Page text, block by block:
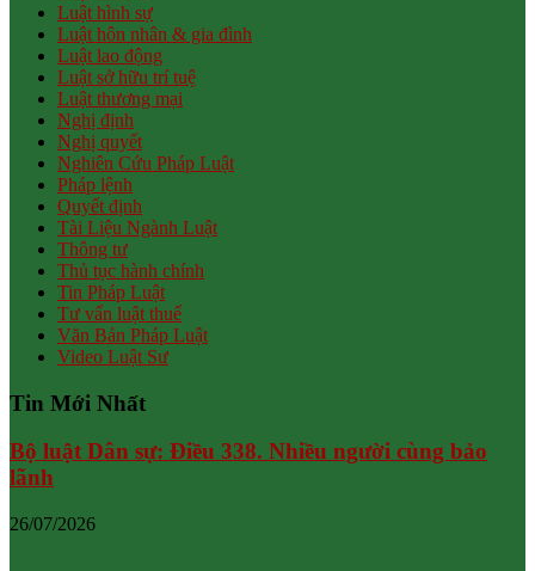
Luật hình sự
Luật hôn nhân & gia đình
Luật lao động
Luật sở hữu trí tuệ
Luật thương mại
Nghị định
Nghị quyết
Nghiên Cứu Pháp Luật
Pháp lệnh
Quyết định
Tài Liệu Ngành Luật
Thông tư
Thủ tục hành chính
Tin Pháp Luật
Tư vấn luật thuế
Văn Bản Pháp Luật
Video Luật Sư
Tin Mới Nhất
Bộ luật Dân sự: Điều 338. Nhiều người cùng bảo
lãnh
26/07/2026